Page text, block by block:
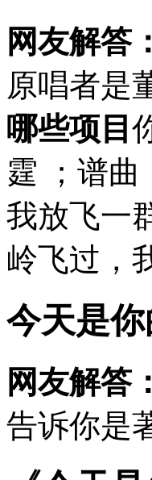
网友解答：
原唱者是
哪些项目
霆 ；谱曲
我放飞一
岭飞过，
今天是
网友解答：
告诉你是